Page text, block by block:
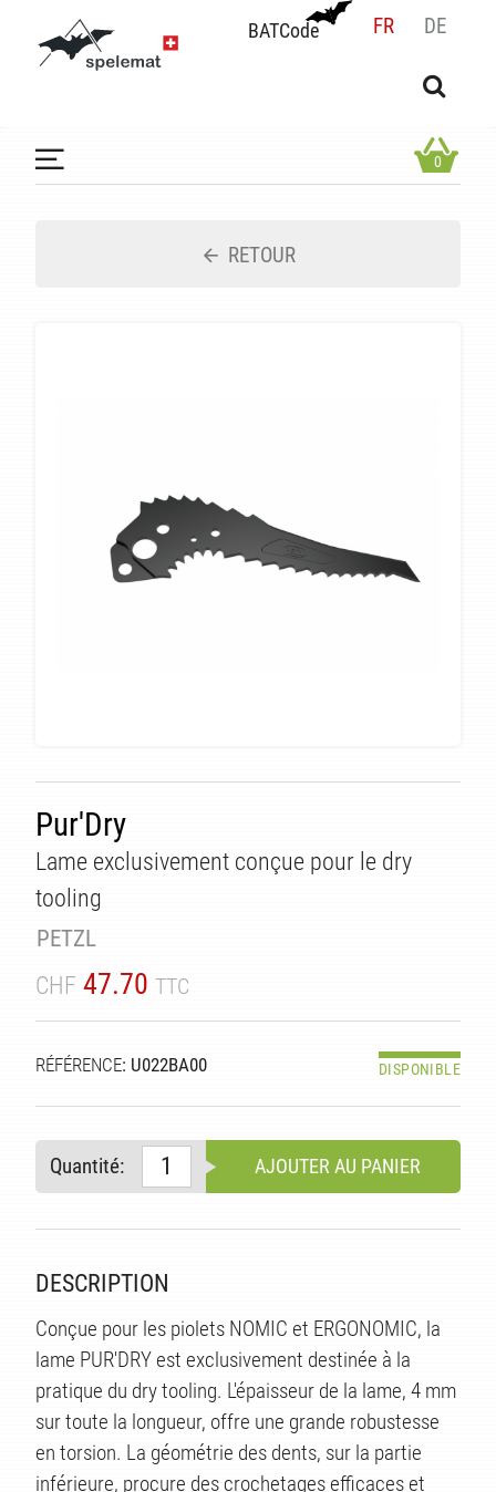
BATCode FR DE
BATCode
OK
0
RETOUR
Pur'Dry
Lame exclusivement conçue pour le dry
tooling
PETZL
CHF 47.70 TTC
RÉFÉRENCE: U022BA00 DISPONIBLE
Quantité: AJOUTER AU PANIER
DESCRIPTION
Conçue pour les piolets NOMIC et ERGONOMIC, la
lame PUR'DRY est exclusivement destinée à la
pratique du dry tooling. L'épaisseur de la lame, 4 mm
sur toute la longueur, offre une grande robustesse
en torsion. La géométrie des dents, sur la partie
inférieure, procure des crochetages efficaces et